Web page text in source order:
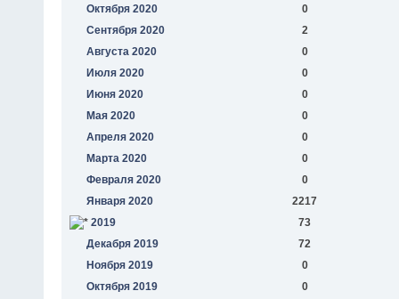
Октября 2020
0
Сентября 2020
2
Августа 2020
0
Июля 2020
0
Июня 2020
0
Мая 2020
0
Апреля 2020
0
Марта 2020
0
Февраля 2020
0
Января 2020
2217
2019
73
Декабря 2019
72
Ноября 2019
0
Октября 2019
0